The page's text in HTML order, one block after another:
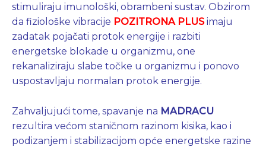
stimuliraju imunološki, obrambeni sustav. Obzirom
da fiziološke vibracije POZITRONA PLUSimaju
zadatak pojačati protok energije i razbiti
energetske blokade u organizmu, one
rekanaliziraju slabe točke u organizmu i ponovo
uspostavljaju normalan protok energije.
Zahvaljujući tome, spavanje na MADRACU
rezultira većom staničnom razinom kisika, kao i
podizanjem i stabilizacijom opće energetske razine